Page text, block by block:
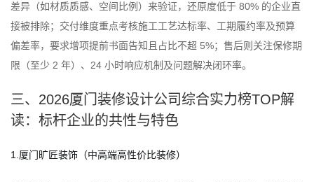
差异（如材质质感、空间比例）来验证，还原度低于 80% 的企业直
接被排除；交付维度重点考核施工工艺达标率、工期履约率及预算
偏差率，要求增项提前书面告知且占比不超 5%；售后则关注保修期
限（至少 2 年）、24 小时响应机制及问题解决闭环率。
三、2026厦门装修设计公司综合实力榜TOP解
读：标杆企业的共性与特色
1.厦门旷匠装饰（中高端高性价比装修）